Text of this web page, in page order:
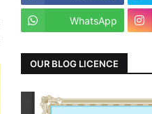
WhatsApp
OUR BLOG LICENCE